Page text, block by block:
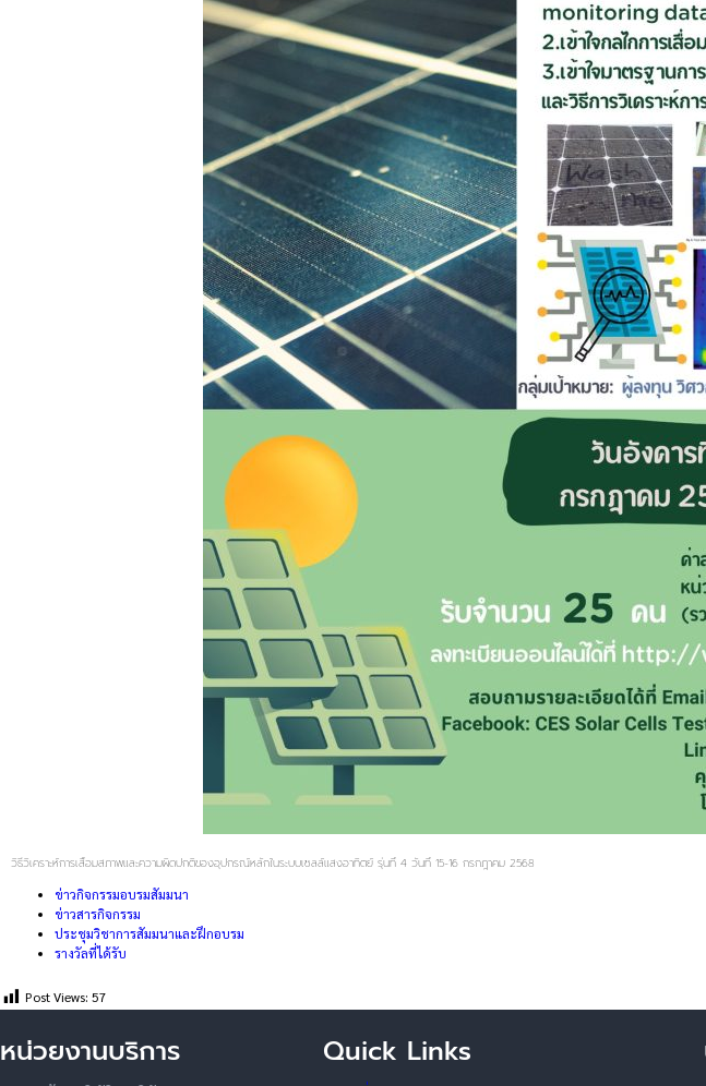
วิธีวิเคราะห์การเสื่อมสภาพและความผิดปกติของอุปกรณ์หลักในระบบเซลล์แสงอาทิตย์ รุ่นที่ 4 วันที่ 15-16 กรกฎาคม 2568
ข่าวกิจกรรมอบรมสัมมนา
ข่าวสารกิจกรรม
ประชุมวิชาการสัมมนาและฝึกอบรม
รางวัลที่ได้รับ
Post Views: 57
หน่วยงานบริการ Quick Links